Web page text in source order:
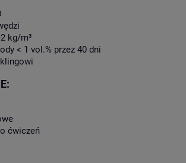
kg/m³
< 1 vol.% przez 40 dni
ćwiczeń